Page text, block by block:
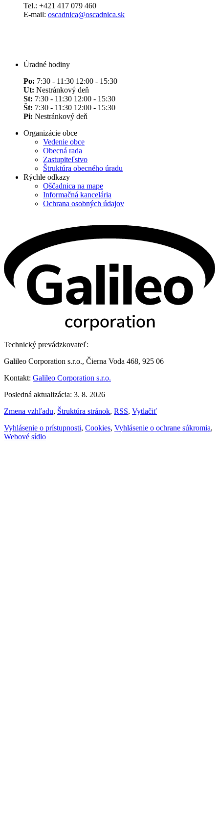
Tel.: +421 417 079 460
E-mail: oscadnica@oscadnica.sk
Úradné hodiny
Po: 7:30 - 11:30 12:00 - 15:30
Ut: Nestránkový deň
St: 7:30 - 11:30 12:00 - 15:30
Št: 7:30 - 11:30 12:00 - 15:30
Pi: Nestránkový deň
Organizácie obce
Vedenie obce
Obecná rada
Zastupiteľstvo
Štruktúra obecného úradu
Rýchle odkazy
Oščadnica na mape
Informačná kancelária
Ochrana osobných údajov
Technický prevádzkovateľ:
Galileo Corporation s.r.o., Čierna Voda 468, 925 06
Kontakt: Galileo Corporation s.r.o.
Posledná aktualizácia: 3. 8. 2026
Zmena vzhľadu, Štruktúra stránok, RSS, Vytlačiť
Vyhlásenie o prístupnosti, Cookies, Vyhlásenie o ochrane súkromia,
Webové sídlo